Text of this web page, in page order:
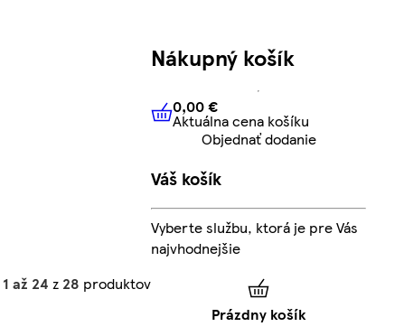
1 až 24 z 28 produktov
Nákupný košík
0,00 € Aktuálna cena košíku
0,00 €
Aktuálna cena košíku
Objednať dodanie
Váš košík
Vyberte službu, ktorá je pre Vás
najvhodnejšie
Prázdny košík